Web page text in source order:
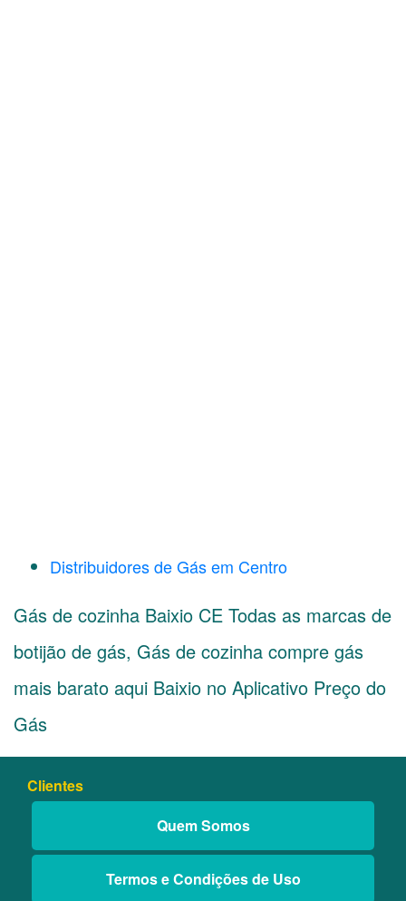
Distribuidores de Gás em Centro
Gás de cozinha Baixio CE Todas as marcas de
botijão de gás, Gás de cozinha compre gás
mais barato aqui Baixio no Aplicativo Preço do
Gás
Clientes
Quem Somos
Termos e Condições de Uso